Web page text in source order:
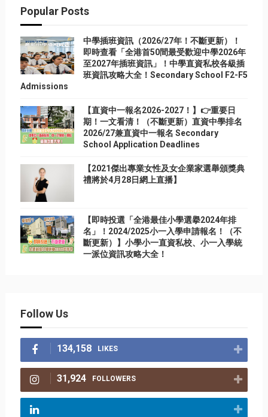
Popular Posts
中學插班資訊（2026/27年！不斷更新）！
即時查看「全港首50間最受歡迎中學2026年
至2027年插班資訊」！中學直資私校各級插
班資訊攻略大全！Secondary School F2-F5
Admissions
【直資中一報名2026-2027！】👉重要日
期！一文看清！（不斷更新）直資中學排名
2026/27兼直資中一報名 Secondary
School Application Deadlines
【2021傑出專業女性及女企業家選舉頒獎典
禮將於4月28日網上直播】
【即時投選「全港最佳小學選擧2024年排
名」！2024/2025小一入學申請報名！（不
斷更新）】小學小一直資私校、小一入學統
一派位資訊攻略大全！
Follow Us
134,158 LIKES
31,924 FOLLOWERS